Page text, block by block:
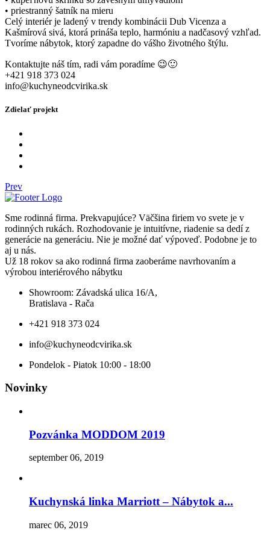
• priestranný šatník na mieru
Celý interiér je ladený v trendy kombinácii Dub Vicenza a
Kašmírová sivá, ktorá prináša teplo, harmóniu a nadčasový vzhľad.
Tvoríme nábytok, ktorý zapadne do vášho životného štýlu.
Kontaktujte náš tím, radi vám poradíme 😉🙂
+421 918 373 024
info@kuchyneodcvirika.sk
Zdielať projekt
Prev
Sme rodinná firma. Prekvapujúce? Väčšina firiem vo svete je v
rodinných rukách. Rozhodovanie je intuitívne, riadenie sa dedí z
generácie na generáciu. Nie je možné dať výpoveď. Podobne je to
aj u nás.
Už 18 rokov sa ako rodinná firma zaoberáme navrhovaním a
výrobou interiérového nábytku
Showroom: Závadská ulica 16/A,
Bratislava - Rača
+421 918 373 024
info@kuchyneodcvirika.sk
Pondelok - Piatok 10:00 - 18:00
Novinky
Pozvánka MODDOM 2019
september 06, 2019
Kuchynská linka Marriott – Nábytok a...
marec 06, 2019